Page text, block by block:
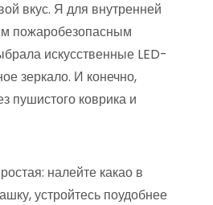
вкус. Я для внутренней
пожаробезопасным
искусственные LED-
зеркало. И конечно,
пушистого коврика и
налейте какао в
устройтесь поудобнее